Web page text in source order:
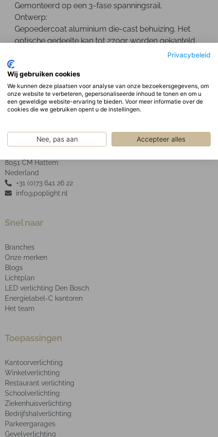
Privacybeleid
Wij gebruiken cookies
We kunnen deze plaatsen voor analyse van onze bezoekersgegevens, om
onze website te verbeteren, gepersonaliseerde inhoud te tonen en om u
een geweldige website-ervaring te bieden. Voor meer informatie over de
cookies die we gebruiken opent u de instellingen.
Nee, pas aan Accepteer alles
Gemonteerd op een 3-fase spanningsrail.
Ontwerp:
Gepoedercoat aluminium die-cast behuizing. Het
optische gedeelte kan tot 270gr worden gekanteld
en is 355gr draaibaar. De driver bevindt zich in een 3
8051 CM Hattem
Nederland
+31 (0)73 641 26 22
info@poplight.nl
Snel naar
Branches
Onze merken
Blogs
Lichtplan
LED verlichting Den Bosch
Energielabel-C kantoren
Het team
Toepassingen
Kantoorverlichting
Winkelverlichting
Restaurant verlichting
Schoolverlichting
Ziekenhuisverlichting
Bedrijfshalverlichting
Parkeergarages
Gevelverlichting